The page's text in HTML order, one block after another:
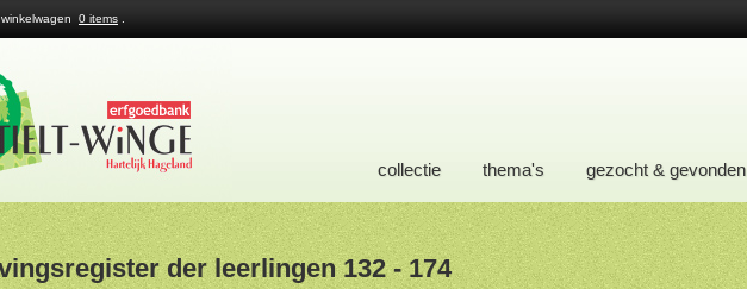
winkelwagen 0 items
collectie thema's gezocht & gevonden
der leerlingen 132 - 174